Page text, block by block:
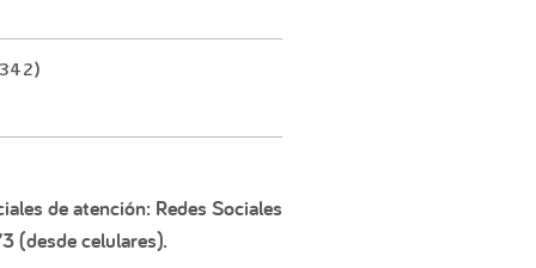
de atención: Redes Sociales
(desde celulares).